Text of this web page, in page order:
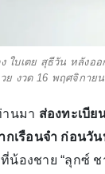
ใบเตย สุธีวัน หลังอ
วย งวด 16 พฤศจิกาย
านมา ส่องทะเบีย
กเรือนจำ ก่อนวั
น้องชาย “ลุกซ์